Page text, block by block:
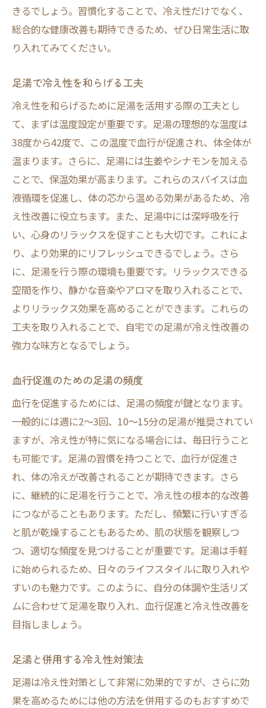
きるでしょう。習慣化することで、冷え性だけでなく、
総合的な健康改善も期待できるため、ぜひ日常生活に取
り入れてみてください。
足湯で冷え性を和らげる工夫
冷え性を和らげるために足湯を活用する際の工夫とし
て、まずは温度設定が重要です。足湯の理想的な温度は
38度から42度で、この温度で血行が促進され、体全体が
温まります。さらに、足湯には生姜やシナモンを加える
ことで、保温効果が高まります。これらのスパイスは血
液循環を促進し、体の芯から温める効果があるため、冷
え性改善に役立ちます。また、足湯中には深呼吸を行
い、心身のリラックスを促すことも大切です。これによ
り、より効果的にリフレッシュできるでしょう。さら
に、足湯を行う際の環境も重要です。リラックスできる
空間を作り、静かな音楽やアロマを取り入れることで、
よりリラックス効果を高めることができます。これらの
工夫を取り入れることで、自宅での足湯が冷え性改善の
強力な味方となるでしょう。
血行促進のための足湯の頻度
血行を促進するためには、足湯の頻度が鍵となります。
一般的には週に2〜3回、10〜15分の足湯が推奨されてい
ますが、冷え性が特に気になる場合には、毎日行うこと
も可能です。足湯の習慣を持つことで、血行が促進さ
れ、体の冷えが改善されることが期待できます。さら
に、継続的に足湯を行うことで、冷え性の根本的な改善
につながることもあります。ただし、頻繁に行いすぎる
と肌が乾燥することもあるため、肌の状態を観察しつ
つ、適切な頻度を見つけることが重要です。足湯は手軽
に始められるため、日々のライフスタイルに取り入れや
すいのも魅力です。このように、自分の体調や生活リズ
ムに合わせて足湯を取り入れ、血行促進と冷え性改善を
目指しましょう。
足湯と併用する冷え性対策法
足湯は冷え性対策として非常に効果的ですが、さらに効
果を高めるためには他の方法を併用するのもおすすめで